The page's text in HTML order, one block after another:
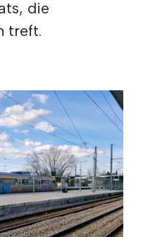
die
treft.